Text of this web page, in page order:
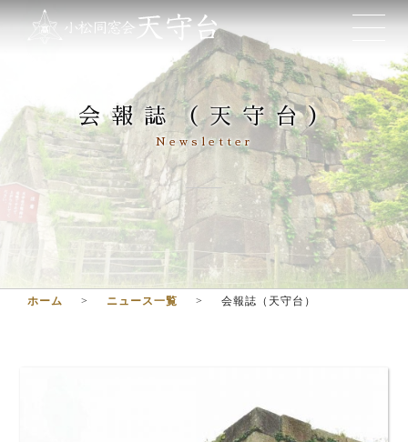
会報誌（天守台）
Newsletter
ホーム ニュース一覧 会報誌（天守台）